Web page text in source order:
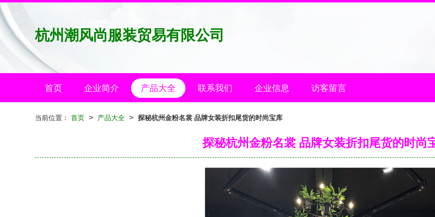
杭州潮风尚服装贸易有限公司
首页 企业简介 产品大全 联系我们 企业信息 访客留言
当前位置： 首页 > 产品大全 > 探秘杭州金粉名裳 品牌女装折扣尾货的时尚宝库
探秘杭州金粉名裳 品牌女装折扣尾货的时尚